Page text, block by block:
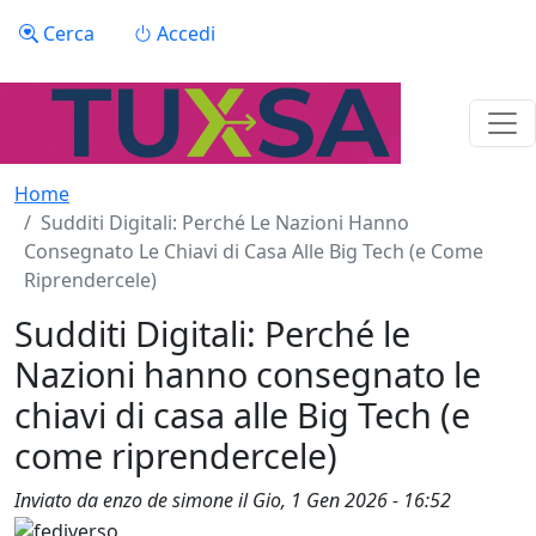
Menu profilo utente
Cerca Accedi
Home
Sudditi Digitali: Perché Le Nazioni Hanno
Consegnato Le Chiavi di Casa Alle Big Tech (e Come
Riprendercele)
Sudditi Digitali: Perché le
Nazioni hanno consegnato le
chiavi di casa alle Big Tech (e
come riprendercele)
Inviato daenzo de simoneilGio, 1 Gen 2026 - 16:52